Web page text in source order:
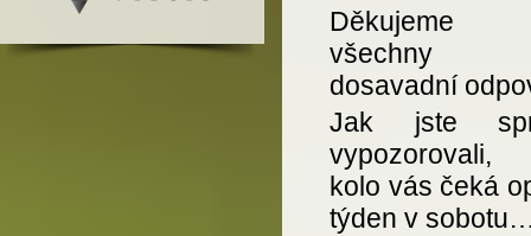
všechny
dosavadní
Jak jste
vypozorovali,
kolo vás čeká
týden v